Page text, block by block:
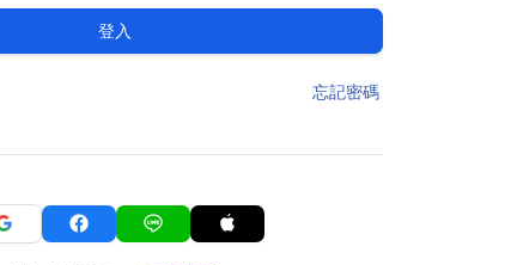
登入
忘記密碼